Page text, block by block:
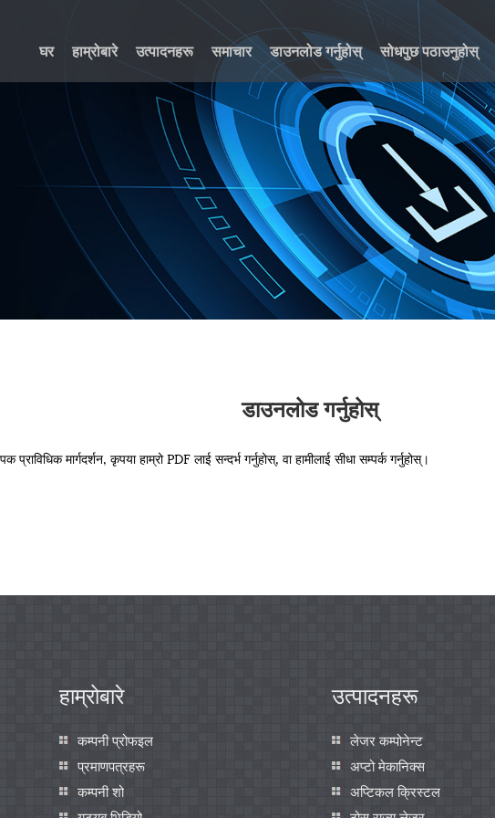
घर हाम्रोबारे उत्पादनहरू समाचार डाउनलोड गर्नुहोस् सोधपुछ पठाउनुहोस्
डाउनलोड गर्नुहोस्
मार्गदर्शन, कृपया हाम्रो PDF लाई सन्दर्भ गर्नुहोस्, वा हामीलाई सीधा सम्पर्क गर्नुहोस्।
हाम्रोबारे
कम्पनी प्रोफइल
प्रमाणपत्रहरू
कम्पनी शो
उत्पादनहरू
लेजर कम्पोनेन्ट
अप्टो मेकानिक्स
अप्टिकल क्रिस्टल